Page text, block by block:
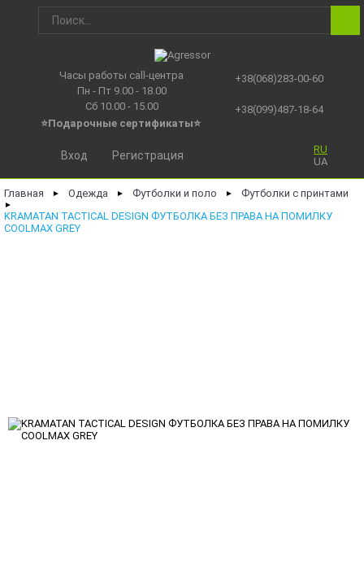
Часы работы call-центра
Пн - Пт 9.00 - 18.00
Сб 10.00 - 15.00
⭐Подарочные сертификаты⭐
+38(068)283-00-60
+38(099)487-18-64
RU
UA
Вход Регистрация
Главная ► Одежда ► Футболки и поло ► Футболки с принтами
►
KRAMATAN TACTICAL DESIGN ФУТБОЛКА БЕЗ ПРАВА НА ПОМИЛКУ
COOLMAX GREY